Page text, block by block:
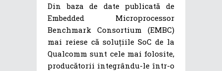
Din baza de date publicată de
Embedded Microprocessor
Benchmark Consortium (EMBC)
mai reiese că soluțiile SoC de la
Qualcomm sunt cele mai folosite,
producătorii integrându-le într-o